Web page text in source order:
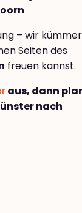
– wir
Seiten des
freuen kannst.
aus, dann
nach